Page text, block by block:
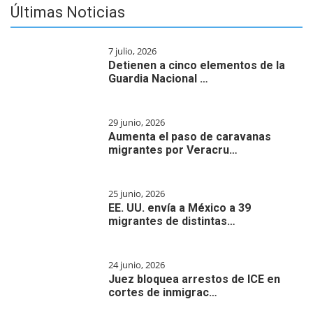
Últimas Noticias
7 julio, 2026
Detienen a cinco elementos de la
Guardia Nacional …
29 junio, 2026
Aumenta el paso de caravanas
migrantes por Veracru…
25 junio, 2026
EE. UU. envía a México a 39
migrantes de distintas…
24 junio, 2026
Juez bloquea arrestos de ICE en
cortes de inmigrac…